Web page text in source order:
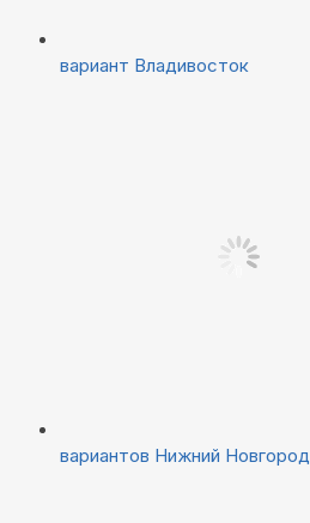
вариант Владивосток
вариантов Нижний Новгород